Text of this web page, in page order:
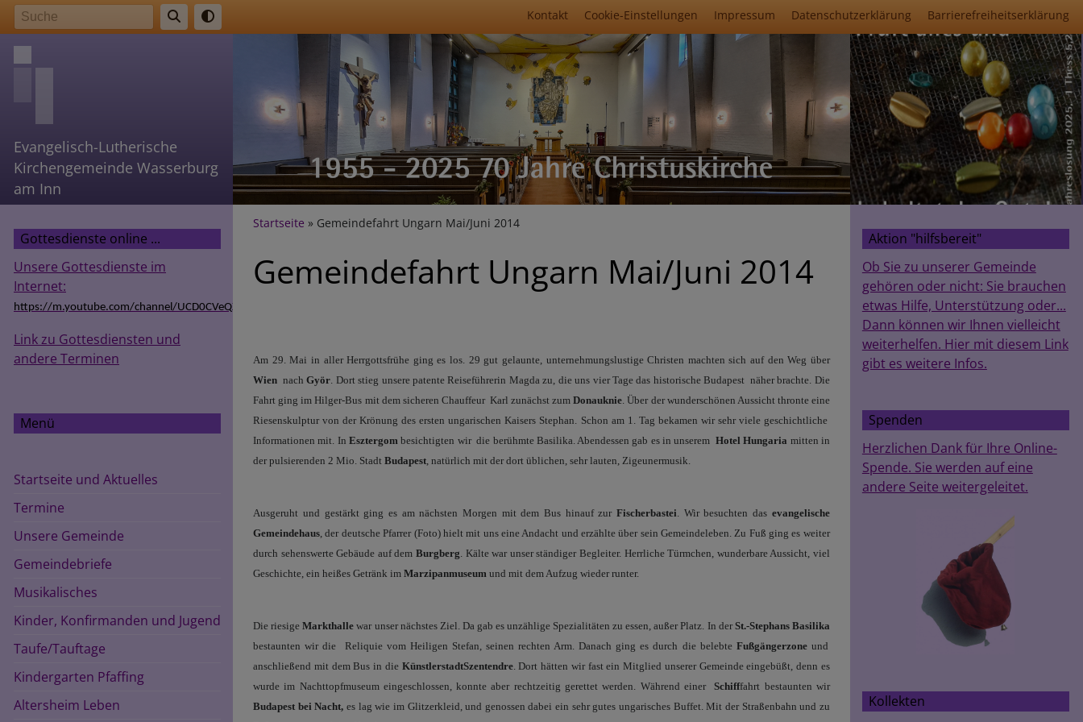
Direkt
zum
Inhalt
Fußbereichsmenü
Kontakt Cookie-Einstellungen Impressum Datenschutzerklärung Barrierefreiheitserklärung
Evangelisch-Lutherische
Kirchengemeinde Wasserburg
am Inn
Gottesdienste online ...
Unsere Gottesdienste im
Internet:
https://m.youtube.com/channel/UCD0CVeQZSg9hODT9EIzv24Q
Link zu Gottesdiensten und
andere Terminen
Menü
Startseite und Aktuelles
Termine
Unsere Gemeinde
Gemeindebriefe
Musikalisches
Kinder, Konfirmanden und Jugend
Taufe/Tauftage
Kindergarten Pfaffing
Altersheim Leben
Breadcrumb
Startseite Gemeindefahrt Ungarn Mai/Juni 2014
Gemeindefahrt Ungarn Mai/Juni 2014
Am 29. Mai in aller Herrgottsfrühe ging es los. 29 gut gelaunte, unternehmungslustige Christen machten sich auf den Weg über
Wien nachGyör . Dort stieg unsere patente Reiseführerin Magda zu, die uns vier Tage das historische Budapest näher brachte. Die
Fahrt ging im Hilger-Bus mit dem sicheren Chauffeur Karl zunächst zumDonauknie . Über der wunderschönen Aussicht thronte eine
Riesenskulptur von der Krönung des ersten ungarischen Kaisers Stephan. Schon am 1. Tag bekamen wir sehr viele geschichtliche
Informationen mit. InEsztergom besichtigten wir die berühmte Basilika. Abendessen gab es in unserem Hotel Hungaria mitten in
der pulsierenden 2 Mio. StadtBudapest , natürlich mit der dort üblichen, sehr lauten, Zigeunermusik.
Ausgeruht und gestärkt ging es am nächsten Morgen mit dem Bus hinauf zurFischerbastei . Wir besuchten das evangelische
Gemeindehaus , der deutsche Pfarrer (Foto) hielt mit uns eine Andacht und erzählte über sein Gemeindeleben. Zu Fuß ging es weiter
durch sehenswerte Gebäude auf demBurgberg . Kälte war unser ständiger Begleiter. Herrliche Türmchen, wunderbare Aussicht, viel
Geschichte, ein heißes Getränk imMarzipanmuseum und mit dem Aufzug wieder runter.
Die riesigeMarkthalle war unser nächstes Ziel. Da gab es unzählige Spezialitäten zu essen, außer Platz. In derSt.-Stephans Basilika
bestaunten wir die
Reliquie vom Heiligen Stefan, seinen rechten Arm. Danach ging es durch die belebte Fußgängerzoneund
anschließend mit dem Bus in die KünstlerstadtSzentendre. Dort hätten wir fast ein Mitglied unserer Gemeinde eingebüßt, denn es
wurde im Nachttopfmuseum eingeschlossen, konnte aber rechtzeitig gerettet werden. Während einer
Schifffahrt bestaunten wir
Budapest bei Nacht,es lag wie im Glitzerkleid, und genossen dabei ein sehr gutes ungarisches Buffet. Mit der Straßenbahn und zu
Aktion "hilfsbereit"
Ob Sie zu unserer Gemeinde
gehören oder nicht: Sie brauchen
etwas Hilfe, Unterstützung oder...
Dann können wir Ihnen vielleicht
weiterhelfen. Hier mit diesem Link
gibt es weitere Infos.
Spenden
Herzlichen Dank für Ihre Online-
Spende. Sie werden auf eine
andere Seite weitergeleitet.
Kollekten